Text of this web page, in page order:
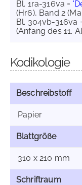
Bl. 1ra-316va =
(Hr6), Band 2
Bl. 304vb-316va
(Anfang des 11.
Kodikologie
Beschreibstoff
Papier
Blattgröße
310 x 210 mm
Schriftraum